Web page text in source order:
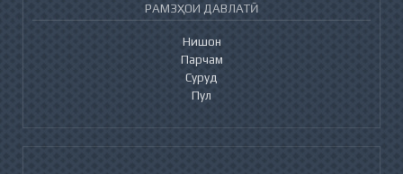
РАМЗҲОИ ДАВЛАТӢ
Нишон
Парчам
Суруд
Пул